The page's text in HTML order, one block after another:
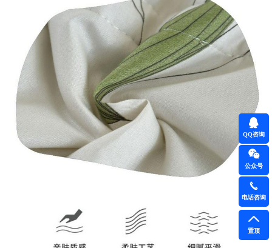
QQ咨询
公众号
电话咨询
置顶